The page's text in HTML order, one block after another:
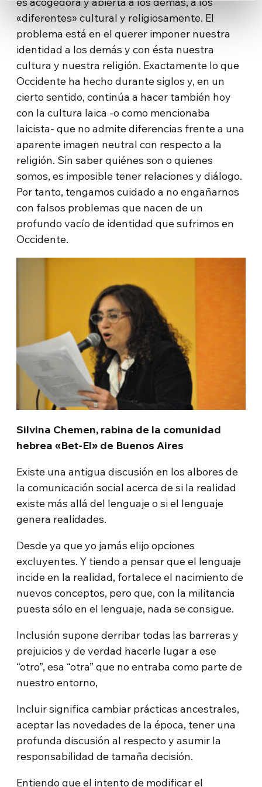
«diferentes» cultural y religiosamente. El
problema está en el querer imponer nuestra
identidad a los demás y con ésta nuestra
cultura y nuestra religión. Exactamente lo que
Occidente ha hecho durante siglos y, en un
cierto sentido, continúa a hacer también hoy
con la cultura laica -o como mencionaba
laicista- que no admite diferencias frente a una
aparente imagen neutral con respecto a la
religión. Sin saber quiénes son o quienes
somos, es imposible tener relaciones y diálogo.
Por tanto, tengamos cuidado a no engañarnos
con falsos problemas que nacen de un
profundo vacío de identidad que sufrimos en
Occidente.
Silvina Chemen, rabina de la comunidad
hebrea «Bet-El» de Buenos Aires
Existe una antigua discusión en los albores de
la comunicación social acerca de si la realidad
existe más allá del lenguaje o si el lenguaje
genera realidades.
Desde ya que yo jamás elijo opciones
excluyentes. Y tiendo a pensar que el lenguaje
incide en la realidad, fortalece el nacimiento de
nuevos conceptos, pero que, con la militancia
puesta sólo en el lenguaje, nada se consigue.
Inclusión supone derribar todas las barreras y
prejuicios y de verdad hacerle lugar a ese
“otro”, esa “otra” que no entraba como parte de
nuestro entorno,
Incluir significa cambiar prácticas ancestrales,
aceptar las novedades de la época, tener una
profunda discusión al respecto y asumir la
responsabilidad de tamaña decisión.
Entiendo que el intento de modificar el